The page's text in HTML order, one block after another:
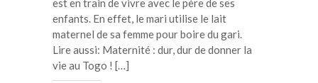
est en train de vivre avec le père de ses
enfants. En effet, le mari utilise le lait
maternel de sa femme pour boire du gari.
Lire aussi: Maternité : dur, dur de donner la
vie au Togo ! […]